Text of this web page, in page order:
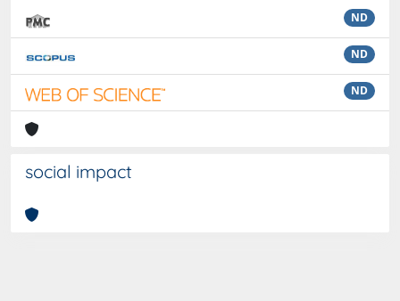
ND
ND
ND
social impact